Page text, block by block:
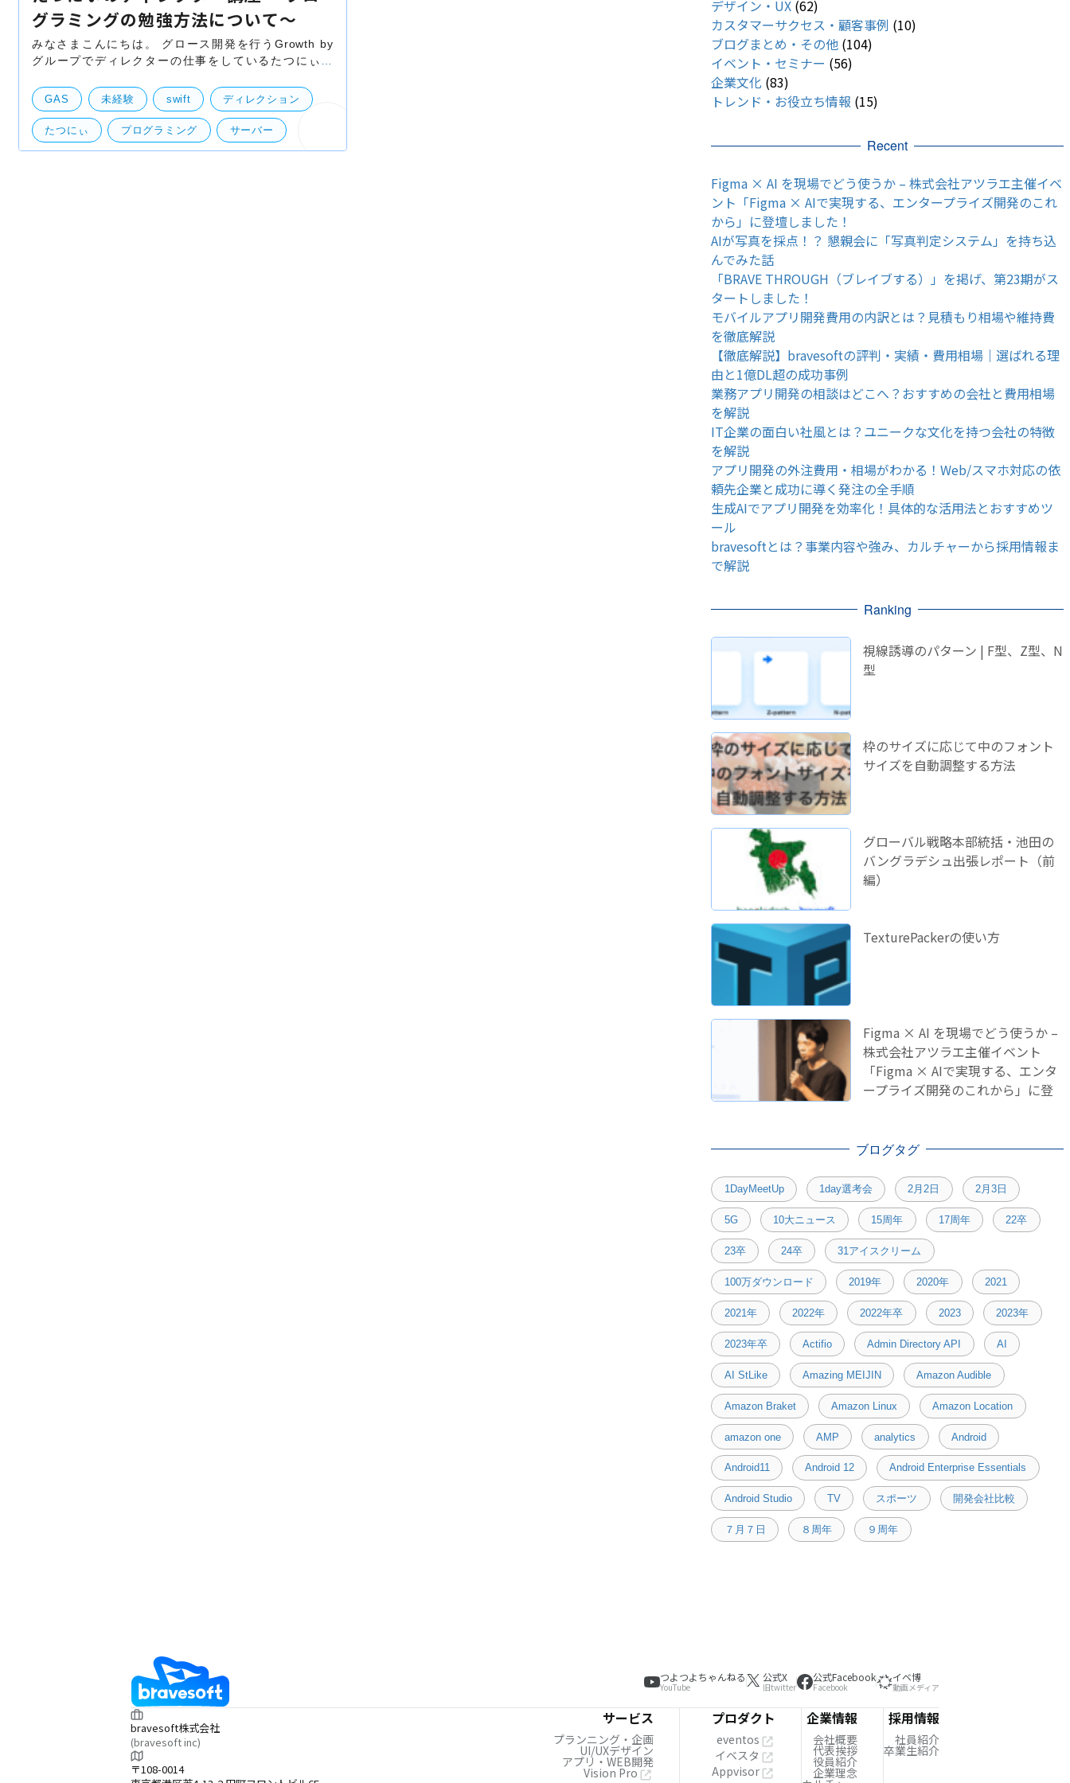
グラミングの勉強方法について〜
みなさまこんにちは。 グロース開発を行うGrowth by
グループでディレクターの仕事をしているたつにぃで
な私は開発会社のディレクターをしています
GAS 未経験 swift ディレクション
たつにぃ プログラミング サーバー
デザイン・UX (62)
カスタマーサクセス・顧客事例 (10)
ブログまとめ・その他 (104)
イベント・セミナー (56)
企業文化 (83)
トレンド・お役立ち情報 (15)
Recent
Figma × AI を現場でどう使うか – 株式会社アツラエ主催イベ
ント「Figma × AIで実現する、エンタープライズ開発のこれ
から」に登壇しました！
AIが写真を採点！？ 懇親会に「写真判定システム」を持ち込
んでみた話
「BRAVE THROUGH（ブレイブする）」を掲げ、第23期がス
タートしました！
モバイルアプリ開発費用の内訳とは？見積もり相場や維持費
を徹底解説
【徹底解説】bravesoftの評判・実績・費用相場｜選ばれる理
由と1億DL超の成功事例
業務アプリ開発の相談はどこへ？おすすめの会社と費用相場
を解説
IT企業の面白い社風とは？ユニークな文化を持つ会社の特徴
を解説
アプリ開発の外注費用・相場がわかる！Web/スマホ対応の依
頼先企業と成功に導く発注の全手順
生成AIでアプリ開発を効率化！具体的な活用法とおすすめツ
ール
bravesoftとは？事業内容や強み、カルチャーから採用情報ま
で解説
Ranking
視線誘導のパターン | F型、Z型、N
型
枠のサイズに応じて中のフォント
サイズを自動調整する方法
グローバル戦略本部統括・池田の
バングラデシュ出張レポート（前
編）
TexturePackerの使い方
Figma × AI を現場でどう使うか –
株式会社アツラエ主催イベント
「Figma × AIで実現する、エンタ
ープライズ開発のこれから」に登
ブログタグ
1DayMeetUp 1day選考会 2月2日 2月3日
5G 10大ニュース 15周年 17周年 22卒
23卒 24卒 31アイスクリーム
100万ダウンロード 2019年 2020年 2021
2021年 2022年 2022年卒 2023 2023年
2023年卒 Actifio Admin Directory API AI
AI StLike Amazing MEIJIN Amazon Audible
Amazon Braket Amazon Linux Amazon Location
amazon one AMP analytics Android
Android11 Android 12 Android Enterprise Essentials
Android Studio TV スポーツ 開発会社比較
７月７日 ８周年 ９周年
つよつよちゃんねる
YouTube
公式X
旧twitter
公式Facebook
Facebook
イベ博
動画メディア
bravesoft株式会社
(bravesoft inc)
〒108-0014
サービス
プランニング・企画
UI/UXデザイン
アプリ・WEB開発
Vision Pro
プロダクト
eventos
イベスタ
Appvisor
企業情報
会社概要
代表挨拶
役員紹介
企業理念
採用情報
社員紹介
卒業生紹介